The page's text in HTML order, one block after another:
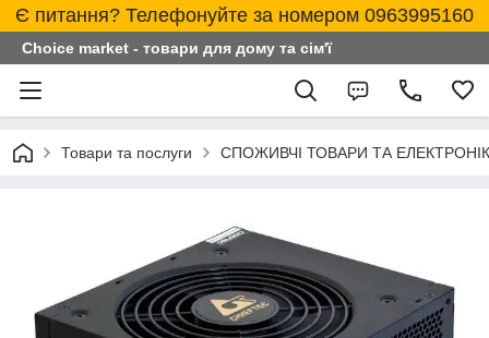
Є питання? Телефонуйте за номером 0963995160
Choice market - товари для дому та сім'ї
Товари та послуги СПОЖИВЧІ ТОВАРИ ТА